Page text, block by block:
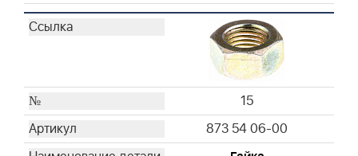
15
873 54 06-00